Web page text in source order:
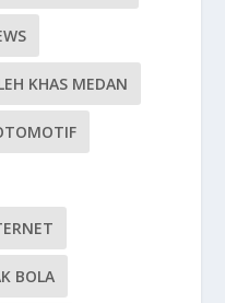
KHAS MEDAN
BOLA